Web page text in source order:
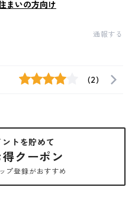
まいの方向け
通報する
(2)
トを貯めて
クーポン
プ登録がおすすめ